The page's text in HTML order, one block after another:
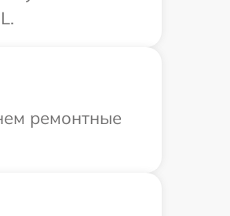
ремонтные